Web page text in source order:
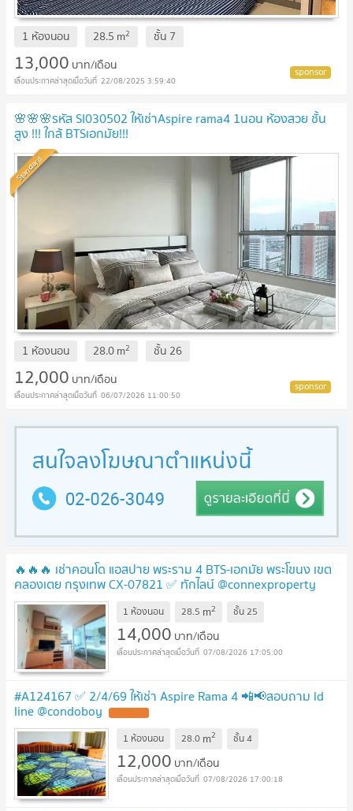
1 ห้องนอน 28.5 m2 ชั้น 7
13,000 บาท/เดือน
22/08/2025 3:59:40
🌸🌸🌸รหัส SI030502 ให้เช่าAspire rama4 1นอน ห้องสวย ชั้น
สูง !!! ใกล้ BTSเอกมัย!!!
Standard
1 ห้องนอน 28.0m2 ชั้น 26
12,000 บาท/เดือน
06/07/2026 11:00:50
🔥🔥🔥 เช่าคอนโด แอสปาย พระราม 4 BTS-เอกมัย พระโขนง เขต
คลองเตย กรุงเทพ CX-07821 ✅ ทักไลน์ @connexproperty
ตอบทันที ทีมงานมืออาชีพ ✅ 🔥🔥🔥
1 ห้องนอน 28.5 m2 ชั้น25
14,000 บาท/เดือน
07/08/2026 17:05:00
#A124167 ✅ 2/4/69 ให้เช่า Aspire Rama 4 📲📢สอบถาม ld
line @condoboy
1 ห้องนอน 28.0 m2 ชั้น4
12,000 บาท/เดือน
07/08/2026 17:00:18